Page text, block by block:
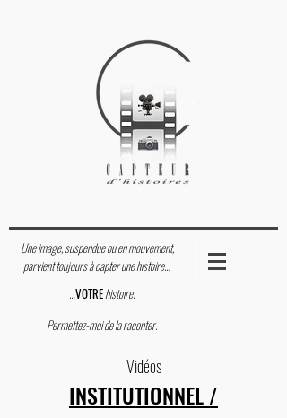
Une image, suspendue ou en mouvement,
parvient toujours à capter une histoire…
…VOTREhistoire.
Permettez-moi de la raconter.
Vidéos
INSTITUTIONNEL /